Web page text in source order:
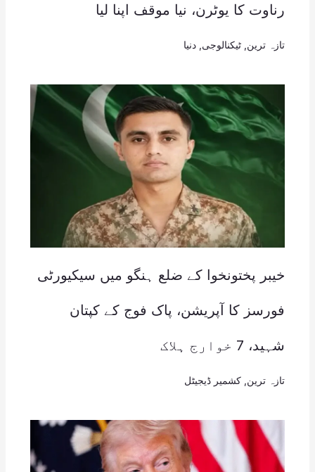
رناوت کا یوٹرن، نیا موقف اپنا لیا
تازہ ترین ٹیکنالوجی دنیا
خیبر پختونخوا کے ضلع ہنگو میں سیکیورٹی
فورسز کا آپریشن، پاک فوج کے کپتان
شہید، 7 خوارج ہلاک
تازہ ترین کشمیر ڈیجیٹل